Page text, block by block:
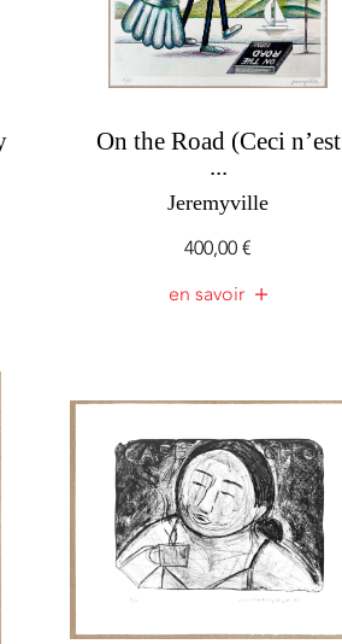
On the Road (Ceci n’est
...
Jeremyville
400,00€
en savoir